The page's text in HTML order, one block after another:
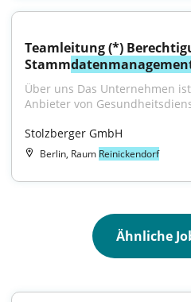
Teamleitung (*)
Stamm
Über uns Das Unternehmen
Anbieter von
Stolzberger GmbH
Berlin, Raum Reinickendorf
Ähnliche